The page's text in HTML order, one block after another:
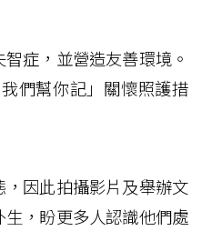
症，並營造友善環境。
們幫你記」關懷照護措
因此拍攝影片及舉辦文
，盼更多人認識他們處